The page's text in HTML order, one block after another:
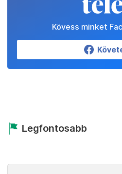
Kövess minket
Legfontosabb